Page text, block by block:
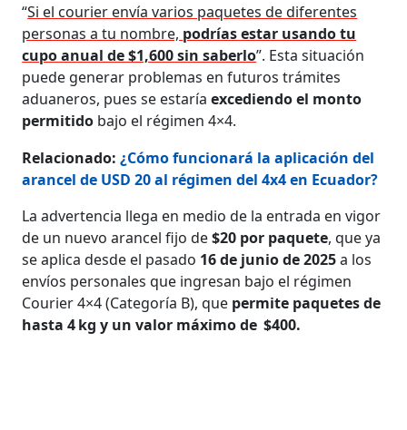
“Si el courier envía varios paquetes de diferentes
personas a tu nombre, podrías estar usando tu
cupo anual de $1,600 sin saberlo”. Esta situación
puede generar problemas en futuros trámites
aduaneros, pues se estaríaexcediendo el monto
permitido bajo el régimen 4×4.
Relacionado: ¿Cómo funcionará la aplicación del
arancel de USD 20 al régimen del 4x4 en Ecuador?
La advertencia llega en medio de la entrada en vigor
de un nuevo arancel fijo de$20 por paquete, que ya
se aplica desde el pasado 16 de junio de 2025a los
envíos personales que ingresan bajo el régimen
Courier 4×4 (Categoría B), que permite paquetes de
hasta 4 kg y un valor máximo de $400.